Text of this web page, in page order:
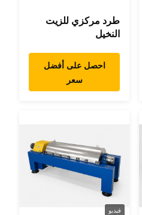
طرد مركزي للزيت
النخيل
احصل على أفضل
سعر
فيديو